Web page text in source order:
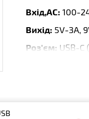
Вхід,AC: 100-
Вихід: 5V-3A,
Роз'єм: USB-C